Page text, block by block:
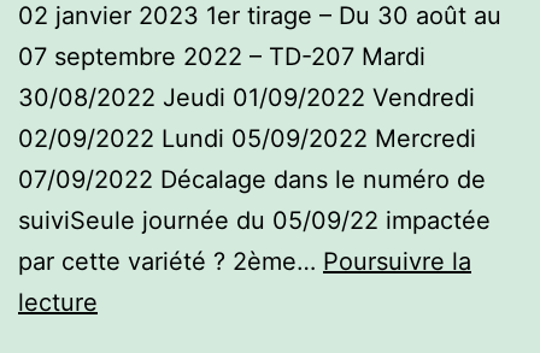
02 janvier 2023 1er tirage – Du 30 août au
07 septembre 2022 – TD-207 Mardi
30/08/2022 Jeudi 01/09/2022 Vendredi
02/09/2022 Lundi 05/09/2022 Mercredi
07/09/2022 Décalage dans le numéro de
suiviSeule journée du 05/09/22 impactée
par cette variété ? 2ème… Poursuivre la
lecture